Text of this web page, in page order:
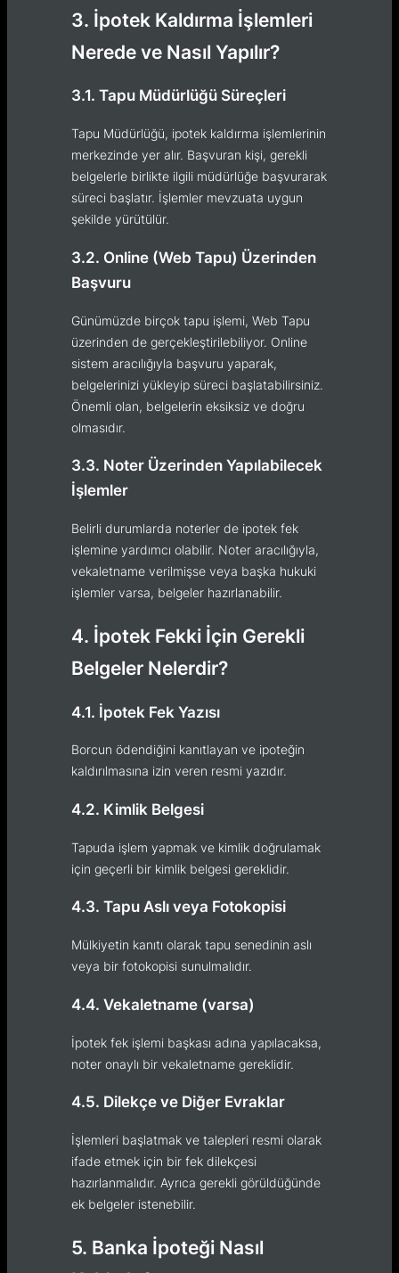
3. İpotek Kaldırma İşlemleri
Nerede ve Nasıl Yapılır?
3.1. Tapu Müdürlüğü Süreçleri
Tapu Müdürlüğü, ipotek kaldırma işlemlerinin
merkezinde yer alır. Başvuran kişi, gerekli
belgelerle birlikte ilgili müdürlüğe başvurarak
süreci başlatır. İşlemler mevzuata uygun
şekilde yürütülür.
3.2. Online (Web Tapu) Üzerinden
Başvuru
Günümüzde birçok tapu işlemi, Web Tapu
üzerinden de gerçekleştirilebiliyor. Online
sistem aracılığıyla başvuru yaparak,
belgelerinizi yükleyip süreci başlatabilirsiniz.
Önemli olan, belgelerin eksiksiz ve doğru
olmasıdır.
3.3. Noter Üzerinden Yapılabilecek
İşlemler
Belirli durumlarda noterler de ipotek fek
işlemine yardımcı olabilir. Noter aracılığıyla,
vekaletname verilmişse veya başka hukuki
işlemler varsa, belgeler hazırlanabilir.
4. İpotek Fekki İçin Gerekli
Belgeler Nelerdir?
4.1. İpotek Fek Yazısı
Borcun ödendiğini kanıtlayan ve ipoteğin
kaldırılmasına izin veren resmi yazıdır.
4.2. Kimlik Belgesi
Tapuda işlem yapmak ve kimlik doğrulamak
için geçerli bir kimlik belgesi gereklidir.
4.3. Tapu Aslı veya Fotokopisi
Mülkiyetin kanıtı olarak tapu senedinin aslı
veya bir fotokopisi sunulmalıdır.
4.4. Vekaletname (varsa)
İpotek fek işlemi başkası adına yapılacaksa,
noter onaylı bir vekaletname gereklidir.
4.5. Dilekçe ve Diğer Evraklar
İşlemleri başlatmak ve talepleri resmi olarak
ifade etmek için bir fek dilekçesi
hazırlanmalıdır. Ayrıca gerekli görüldüğünde
ek belgeler istenebilir.
5. Banka İpoteği Nasıl